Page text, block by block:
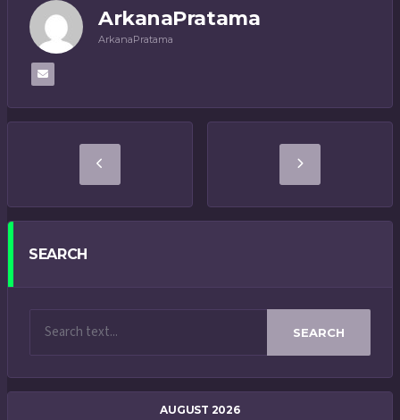
ArkanaPratama
ArkanaPratama
SEARCH
SEARCH
AUGUST 2026